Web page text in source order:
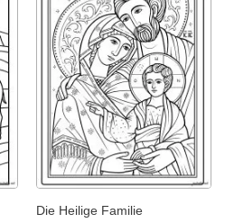
Die Heilige Familie